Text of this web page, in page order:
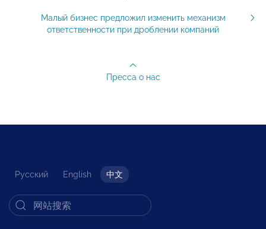
Малый бизнес предложил изменить механизм
ответственности при дроблении компаний
Пресса о нас
Русский English 中文